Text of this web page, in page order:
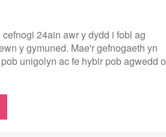
24ain awr y dydd i fobl ag
y gymuned. Mae'r gefnogaeth yn
unigolyn ac fe hybir pob agwedd o